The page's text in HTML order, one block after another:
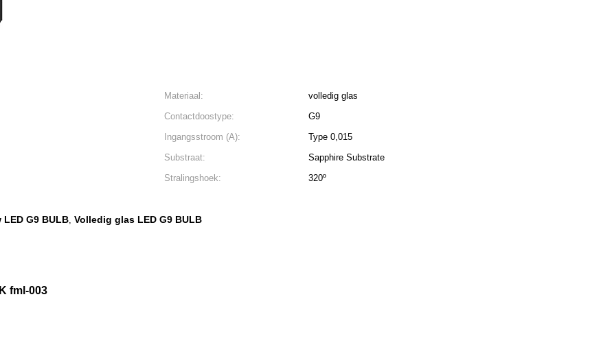
Materiaal:
volledig glas
Contactdoostype:
G9
Ingangsstroom (A):
Type 0,015
Substraat:
Sapphire Substrate
Stralingshoek:
320º
LED G9 BULB, Volledig glas LED G9 BULB
fml-003